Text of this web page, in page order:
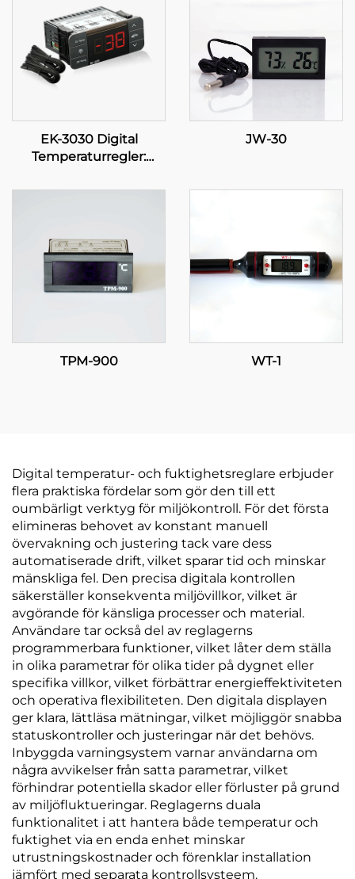
EK-3030 Digital
Temperaturregler:
temperaturreglering för
tillämpningar
JW-30
TPM-900 WT-1
Digital temperatur- och fuktighetsreglare erbjuder
flera praktiska fördelar som gör den till ett
oumbärligt verktyg för miljökontroll. För det första
elimineras behovet av konstant manuell
övervakning och justering tack vare dess
automatiserade drift, vilket sparar tid och minskar
mänskliga fel. Den precisa digitala kontrollen
säkerställer konsekventa miljövillkor, vilket är
avgörande för känsliga processer och material.
Användare tar också del av reglagerns
programmerbara funktioner, vilket låter dem ställa
in olika parametrar för olika tider på dygnet eller
specifika villkor, vilket förbättrar energieffektiviteten
och operativa flexibiliteten. Den digitala displayen
ger klara, lättläsa mätningar, vilket möjliggör snabba
statuskontroller och justeringar när det behövs.
Inbyggda varningsystem varnar användarna om
några avvikelser från satta parametrar, vilket
förhindrar potentiella skador eller förluster på grund
av miljöfluktueringar. Reglagerns duala
funktionalitet i att hantera både temperatur och
fuktighet via en enda enhet minskar
utrustningskostnader och förenklar installation
jämfört med separata kontrollsysteem.